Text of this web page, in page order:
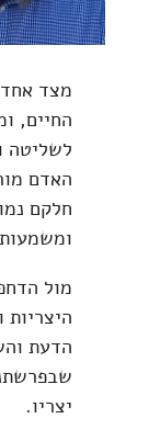
מצד
החיים,
לשליטה
האדם
חלקם
מול
הדעת
יצריו.